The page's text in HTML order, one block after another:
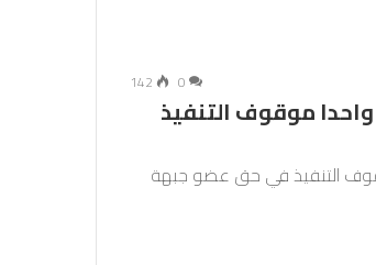
0
142
موقوف التنفيذ
التنفيذ في حق عضو جبهة